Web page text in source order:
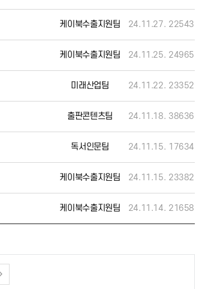
케이북수출지원팀 24.11.27. 22543
케이북수출지원팀 24.11.25. 24965
미래산업팀 24.11.22. 23352
출판콘텐츠팀 24.11.18. 38636
독서인문팀 24.11.15. 17634
케이북수출지원팀 24.11.15. 23382
케이북수출지원팀 24.11.14. 21658